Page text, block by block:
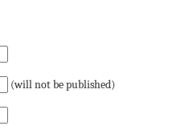
(will not be published)